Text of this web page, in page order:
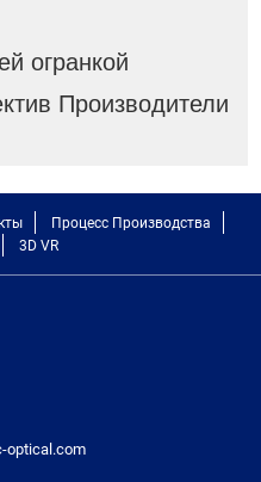
огранкой
Производители
Процесс Производства
3D VR
optical.com